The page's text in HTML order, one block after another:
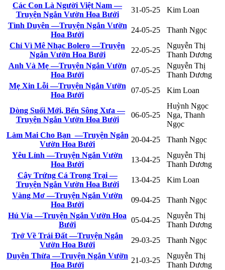
Các Con Là Người Việt Nam —
Truyện Ngắn Vườn Hoa Bưởi
31-05-25
Kim Loan
Tình Duyên —Truyện Ngắn Vườn
Hoa Bưởi
24-05-25
Thanh Ngọc
Chỉ Vì Mê Nhạc Bolero —Truyện
Ngắn Vườn Hoa Bưởi
22-05-25
Nguyễn Thị
Thanh Dương
Anh Và Mẹ —Truyện Ngắn Vườn
Hoa Bưởi
07-05-25
Nguyễn Thị
Thanh Dương
Mẹ Xin Lỗi —Truyện Ngắn Vườn
Hoa Bưởi
07-05-25 Kim Loan
Dòng Suối Mới, Bến Sông Xưa —
Truyện Ngắn Vườn Hoa Bưởi
06-05-25
Huỳnh Ngọc
Nga, Thanh
Ngọc
Làm Mai Cho Bạn —Truyện Ngắn
Vườn Hoa Bưởi
20-04-25
Thanh Ngọc
Yêu Lính —Truyện Ngắn Vườn
Hoa Bưởi
13-04-25
Nguyễn Thị
Thanh Dương
Cây Trứng Cá Trong Trại —
Truyện Ngắn Vườn Hoa Bưởi
13-04-25
Kim Loan
Vàng Mơ —Truyện Ngắn Vườn
Hoa Bưởi
09-04-25
Thanh Ngọc
Hú Vía —Truyện Ngắn Vườn Hoa
Bưởi
05-04-25
Nguyễn Thị
Thanh Dương
Trở Về Trái Đất —Truyện Ngắn
Vườn Hoa Bưởi
29-03-25
Thanh Ngọc
Duyên Thừa —Truyện Ngắn Vườn
Hoa Bưởi
21-03-25
Nguyễn Thị
Thanh Dương